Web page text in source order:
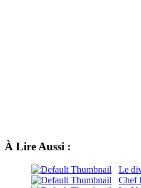
À Lire Aussi :
Le
Chef